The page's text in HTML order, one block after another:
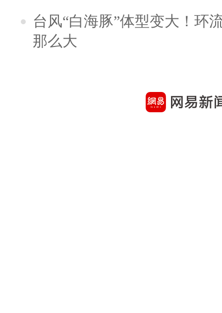
台风“白海豚”体型变大！环
那么大